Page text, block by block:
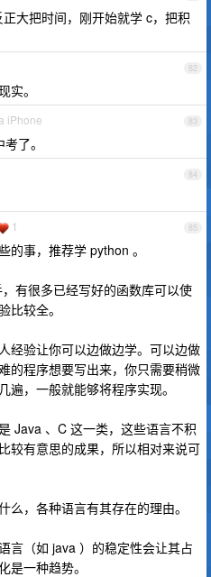
大把时间，刚开始就学 c，把积
82
实。
83
iPhone
了。
84
85
1
的事，推荐学 python 。
有很多已经写好的函数库可以使
比较全。
经验让你可以边做边学。可以边做
的程序想要写出来，你只需要稍微
遍，一般就能够将程序实现。
Java 、C 这一类，这些语言不积
较有意思的成果，所以相对来说可
么，各种语言有其存在的理由。
言（如 java ）的稳定性会让其占
是一种趋势。